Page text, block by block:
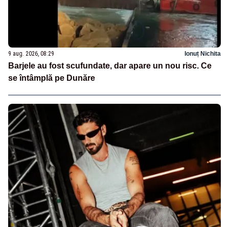
9 aug. 2026, 08:29 Ionuț Nichita
Barjele au fost scufundate, dar apare un nou risc. Ce
se întâmplă pe Dunăre